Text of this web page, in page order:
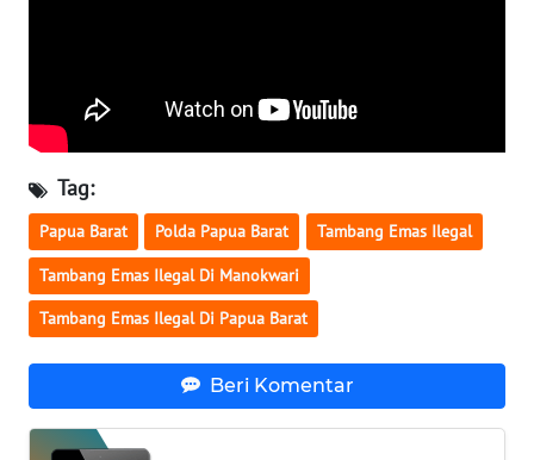
Tag:
Papua Barat Polda Papua Barat Tambang Emas Ilegal
Tambang Emas Ilegal Di Manokwari
Tambang Emas Ilegal Di Papua Barat
Beri Komentar
SUMBAR
WN
SUMSEL
WN
BENGKULU
WN
JATENG